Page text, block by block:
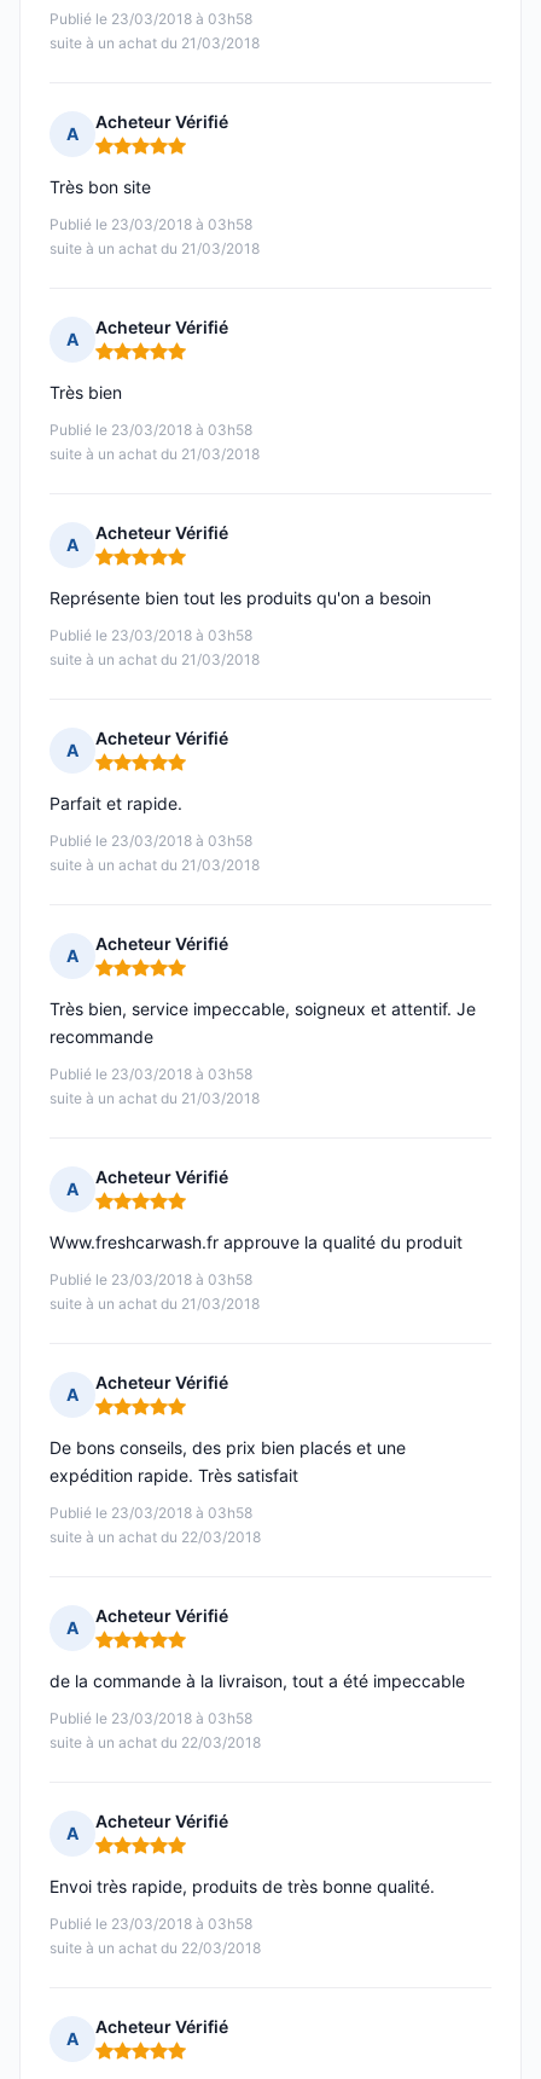
Publié le 23/03/2018 à 03h58
suite à un achat du 21/03/2018
A
Acheteur Vérifié
Note : 5 sur 5
Publié le 23/03/2018 à 03h58
suite à un achat du 21/03/2018
Très bon site
A
Acheteur Vérifié
Note : 5 sur 5
Publié le 23/03/2018 à 03h58
suite à un achat du 21/03/2018
Très bien
A
Acheteur Vérifié
Note : 5 sur 5
Publié le 23/03/2018 à 03h58
suite à un achat du 21/03/2018
Représente bien tout les produits qu'on a besoin
A
Acheteur Vérifié
Note : 5 sur 5
Publié le 23/03/2018 à 03h58
suite à un achat du 21/03/2018
Parfait et rapide.
A
Acheteur Vérifié
Note : 5 sur 5
Publié le 23/03/2018 à 03h58
suite à un achat du 21/03/2018
Très bien, service impeccable, soigneux et attentif. Je
recommande
A
Acheteur Vérifié
Note : 5 sur 5
Publié le 23/03/2018 à 03h58
suite à un achat du 21/03/2018
Www.freshcarwash.fr approuve la qualité du produit
A
Acheteur Vérifié
Note : 5 sur 5
Publié le 23/03/2018 à 03h58
suite à un achat du 22/03/2018
De bons conseils, des prix bien placés et une
expédition rapide. Très satisfait
A
Acheteur Vérifié
Note : 5 sur 5
Publié le 23/03/2018 à 03h58
suite à un achat du 22/03/2018
de la commande à la livraison, tout a été impeccable
A
Acheteur Vérifié
Note : 5 sur 5
Publié le 23/03/2018 à 03h58
suite à un achat du 22/03/2018
Envoi très rapide, produits de très bonne qualité.
A
Acheteur Vérifié
Note : 5 sur 5